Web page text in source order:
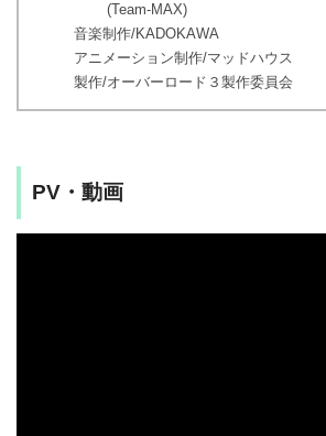
(Team-MAX)
音楽制作/KADOKAWA
アニメーション制作/マッドハウス
製作/オーバーロード３製作委員会
PV・動画